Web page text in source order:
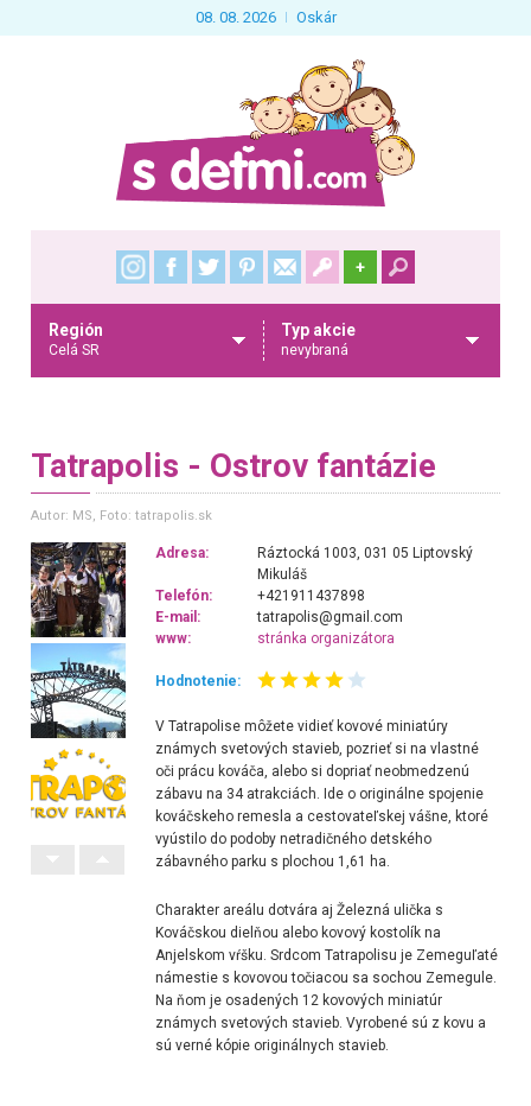
08. 08. 2026 Oskár
+
Región
Celá SR
Typ akcie
nevybraná
Tatrapolis - Ostrov fantázie
Autor: MS, Foto: tatrapolis.sk
Adresa:
Ráztocká 1003, 031 05 Liptovský
Mikuláš
Telefón:
+421911437898
E-mail:
tatrapolis@gmail.com
www:
stránka organizátora
Hodnotenie:
V Tatrapolise môžete vidieť kovovéminiatúry
známych svetových stavieb, pozrieť si na vlastné
oči prácu kováča, alebo si dopriať neobmedzenú
zábavu na 34 atrakciách. Ide o originálne spojenie
kováčskeho remesla a cestovateľskej vášne, ktoré
vyústilo do podoby netradičného detského
zábavného parku s plochou 1,61 ha.
Charakter areálu dotvára ajŽelezná ulička s
Kováčskou dielňou alebo kovový kostolíkna
Anjelskom vŕšku. Srdcom Tatrapolisu je Zemeguľaté
námestie s kovovou točiacou sa sochou Zemegule.
Na ňom je osadených 12 kovových miniatúr
známych svetových stavieb. Vyrobené sú z kovu a
sú verné kópie originálnych stavieb.